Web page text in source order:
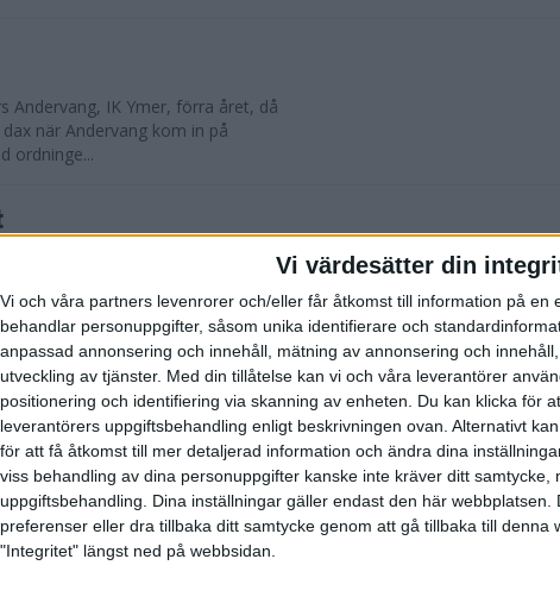
Vi värdesätter din
Vi och våra partners levenrorer och/eller får åtkomst till information på en
behandlar personuppgifter, såsom unika identifierare och
anpassad annonsering och innehåll, mätning av annonsering och
utveckling av tjänster. Med din tillåtelse kan vi och våra leverantörer
positionering och identifiering via skanning av enheten. Du kan klicka för
leverantörers uppgiftsbehandling enligt beskrivningen ovan. Alternativt
för att få åtkomst till mer detaljerad information och ändra dina
viss behandling av dina personuppgifter kanske inte kräver ditt
uppgiftsbehandling. Dina inställningar gäller endast den här
preferenser eller dra tillbaka ditt samtycke genom att gå tillbaka till denna
"Integritet" längst ned på webbsidan.
Andervang, IK Ymer, förra året, då
när Andervang kom in på
ordninge...
avgörs den 3-4 oktober. 10 500
Det är hela 2 500 fler än
gren som kommer att avgöras
ej
från inomhusgalan i Lievin i